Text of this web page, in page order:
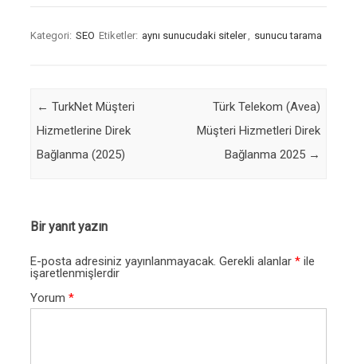
Kategori: SEO Etiketler: aynı sunucudaki siteler, sunucu tarama
Post navigation
← TurkNet Müşteri
Hizmetlerine Direk
Bağlanma (2025)
Türk Telekom (Avea)
Müşteri Hizmetleri Direk
Bağlanma 2025 →
Bir yanıt yazın
E-posta adresiniz yayınlanmayacak. Gerekli alanlar * ile
işaretlenmişlerdir
Yorum *